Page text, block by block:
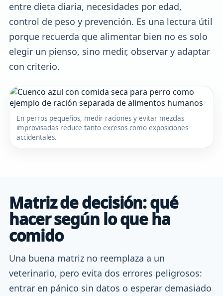
entre dieta diaria, necesidades por edad,
control de peso y prevención. Es una lectura útil
porque recuerda que alimentar bien no es solo
elegir un pienso, sino medir, observar y adaptar
con criterio.
En perros pequeños, medir raciones y evitar mezclas
improvisadas reduce tanto excesos como exposiciones
accidentales.
Matriz de decisión: qué
hacer según lo que ha
comido
Una buena matriz no reemplaza a un
veterinario, pero evita dos errores peligrosos:
entrar en pánico sin datos o esperar demasiado